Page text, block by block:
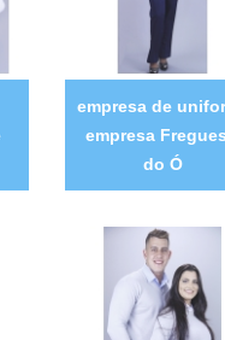
empresa de
empresa
do Ó